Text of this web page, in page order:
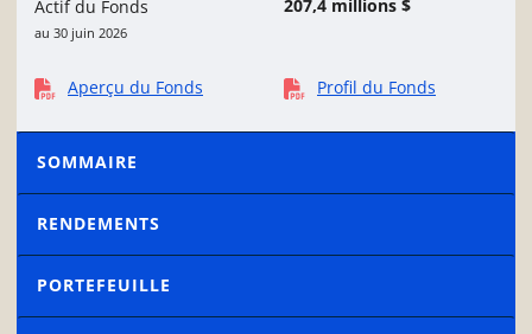
Actif du Fonds
au 30 juin 2026
207,4 millions $
Aperçu du Fonds Profil du Fonds
SOMMAIRE
RENDEMENTS
PORTEFEUILLE